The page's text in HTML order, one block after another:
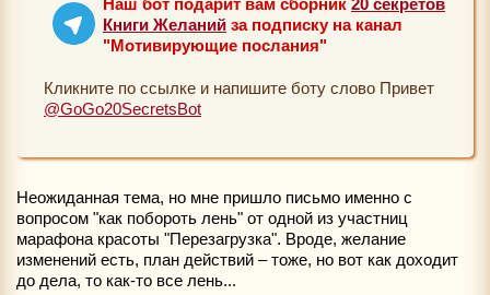
Наш бот подарит вам сборник 20 секретов
Книги Желаний за подписку на канал
"Мотивирующие послания"
Кликните по ссылке и напишите боту слово Привет
@GoGo20SecretsBot
Неожиданная тема, но мне пришло письмо именно с
вопросом "как побороть лень" от одной из участниц
марафона красоты "Перезагрузка". Вроде, желание
изменений есть, план действий – тоже, но вот как доходит
до дела, то как-то все лень...